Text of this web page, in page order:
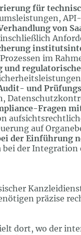
für
von
im
und
Fragen
auf
der Einführung
der Integration
präzise
dort, wo der